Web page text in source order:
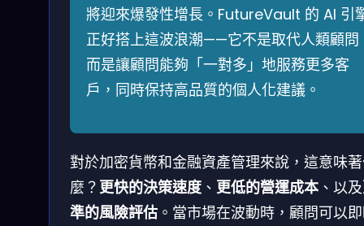
將迎來爆發性增長。FutureVault 的 AI 引
正好搭上這波浪潮——它不是取代人類顧問
而是讓顧問能夠「一對多」地服務更多客
戶，同時保持高品質的個人化建議。
對於加密貨幣和金融資產管理來說，這意味
麼？更快的決策速度 、 更低的營運成本 、以及
準的風險評估 。當市場在波動時，顧問可以